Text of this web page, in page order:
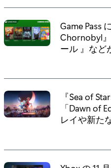
Game Pass
Chornobyl
ール 』など
『Sea of
「Dawn of
レイや新た